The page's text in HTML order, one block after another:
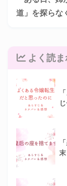
道」を探らな
よく読